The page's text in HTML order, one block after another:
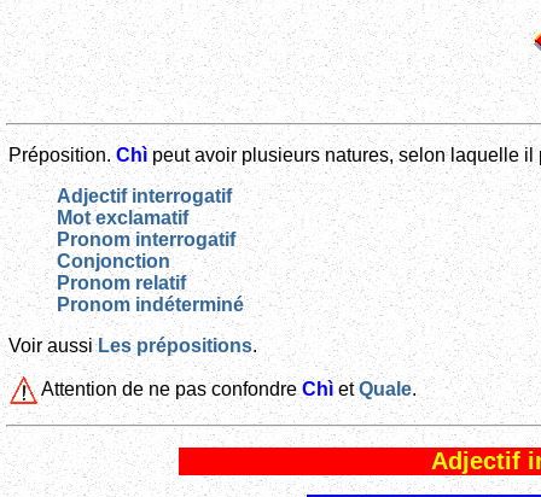
Préposition. Chìpeut avoir plusieurs natures, selon laquelle
Adjectif interrogatif
Mot exclamatif
Pronom interrogatif
Conjonction
Pronom relatif
Pronom indéterminé
Voir aussi Les prépositions.
Attention de ne pas confondre ChìetQuale.
Adjectif